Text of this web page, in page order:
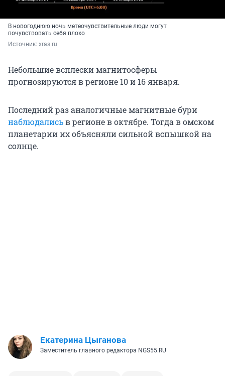
В новогоднюю ночь метеочувствительные люди могут
почувствовать себя плохо
Источник: xras.ru
Небольшие всплески магнитосферы
прогнозируются в регионе 10 и 16 января.
Последний раз аналогичные магнитные бури
наблюдалисьв регионе в октябре. Тогда в омском
планетарии их объясняли сильной вспышкой на
солнце.
Екатерина Цыганова
Заместитель главного редактора NGS55.RU